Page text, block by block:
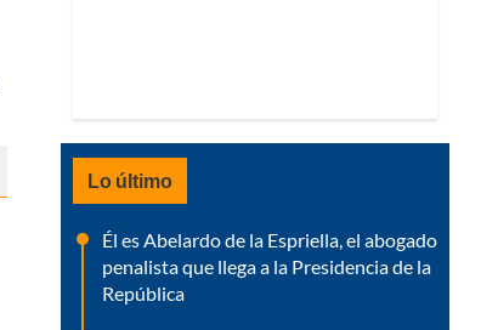
Lo último
Él es Abelardo de la Espriella, el abogado
penalista que llega a la Presidencia de la
República